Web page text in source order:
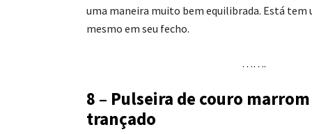
uma maneira muito bem equilibrada. Está tem
mesmo em seu fecho.
…….
8 – Pulseira de couro
trançado